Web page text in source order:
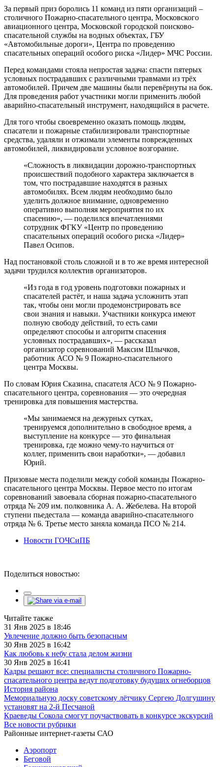
За первый приз боролись 11 команд из пяти организаций –
столичного Пожарно-спасательного центра, Московского
авиационного центра, Московской городской поисково-
спасательной службы на водных объектах, ГБУ
«Автомобильные дороги», Центра по проведению
спасательных операций особого риска «Лидер» МЧС России.
Перед командами стояла непростая задача: спасти пятерых
условных пострадавших с различными травмами из трёх
автомобилей. Причем две машины были перевёрнуты на бок.
Для проведения работ участники могли применить любой
аварийно-спасательный инструмент, находящийся в расчете.
Для того чтобы своевременно оказать помощь людям,
спасатели и пожарные стабилизировали транспортные
средства, удаляли и отжимали элементы поврежденных
автомобилей, ликвидировали условное возгорание.
«Сложность в ликвидации дорожно-транспортных
происшествий подобного характера заключается в
том, что пострадавшие находятся в разных
автомобилях. Всем людям необходимо было
уделить должное внимание, одновременно
оперативно выполняя мероприятия по их
спасению», — поделился впечатлениями
сотрудник ФГКУ «Центр по проведению
спасательных операций особого риска «Лидер»
Павел Осипов.
Над постановкой столь сложной и в то же время интересной
задачи трудился коллектив организаторов.
«Из года в год уровень подготовки пожарных и
спасателей растёт, и наша задача усложнить этап
так, чтобы они могли продемонстрировать все
свои знания и навыки. Участники конкурса имеют
полную свободу действий, то есть сами
определяют способы и алгоритм спасения
условных пострадавших», — рассказал
организатор соревнований Максим Шлычков,
работник АСО № 9 Пожарно-спасательного
центра Москвы.
По словам Юрия Сказина, спасателя АСО № 9 Пожарно-
спасательного центра, соревнования — это очередная
тренировка для повышения мастерства.
«Мы занимаемся на дежурных сутках,
тренируемся дополнительно в свободное время, а
выступление на конкурсе — это финальная
тренировка, где можно чему-то научиться от
коллег, применить свои наработки», — добавил
Юрий.
Призовые места поделили между собой команды Пожарно-
спасательного центра Москвы. Первое место по итогам
соревнований завоевала сборная пожарно-спасательного
отряда № 209 им. полковника А. А. Жебелева. На второй
ступени пьедестала — команда аварийно-спасательного
отряда № 6. Третье место заняла команда ПСО № 214.
Новости ГОЧСиПБ
Поделиться новостью:
Читайте также
31 Янв 2025 в 18:46
Увлечение должно быть безопасным
30 Янв 2025 в 16:42
Как любовь к небу стала делом жизни
30 Янв 2025 в 16:41
Кадры решают все: специалисты столичного Пожарно-
спасательного центра ведут подготовку будущих огнеборцов
История района
Мемориальную доску советскому лётчику Сергею Долгушину
установят на 2-й Песчаной
Краеведы Сокола смогут поучаствовать в конкурсе экскурсий
Все новости рубрики
Районные интернет-газеты САО
Аэропорт
Беговой